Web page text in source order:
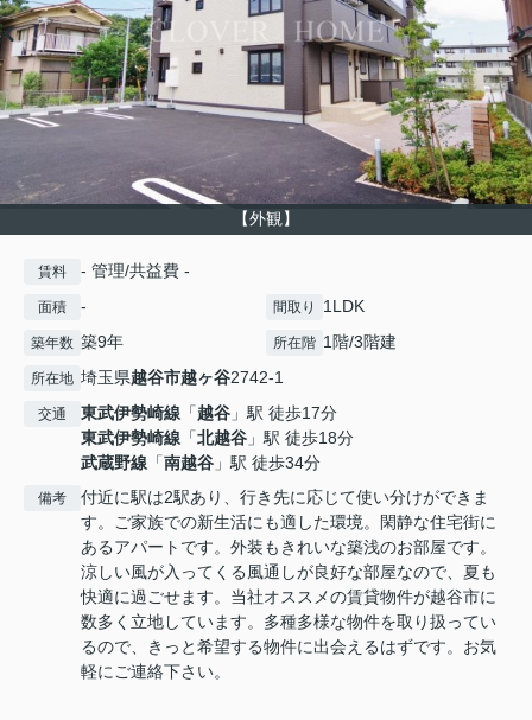
【外観】
賃料 - 管理/共益費 -
面積 - 間取り 1LDK
築年数 築9年 所在階 1階/3階建
所在地 埼玉県越谷市越ヶ谷2742-1
交通 東武伊勢崎線 「越谷 」駅 徒歩17分
東武伊勢崎線 「北越谷 」駅 徒歩18分
武蔵野線 「南越谷 」駅 徒歩34分
備考
付近に駅は2駅あり、行き先に応じて使い分けができま
す。ご家族での新生活にも適した環境。閑静な住宅街に
あるアパートです。外装もきれいな築浅のお部屋です。
涼しい風が入ってくる風通しが良好な部屋なので、夏も
快適に過ごせます。当社オススメの賃貸物件が越谷市に
数多く立地しています。多種多様な物件を取り扱ってい
るので、きっと希望する物件に出会えるはずです。お気
軽にご連絡下さい。